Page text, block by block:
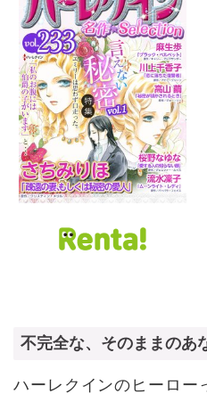
不完全な、そのままのあ
ハーレクインのヒーロー